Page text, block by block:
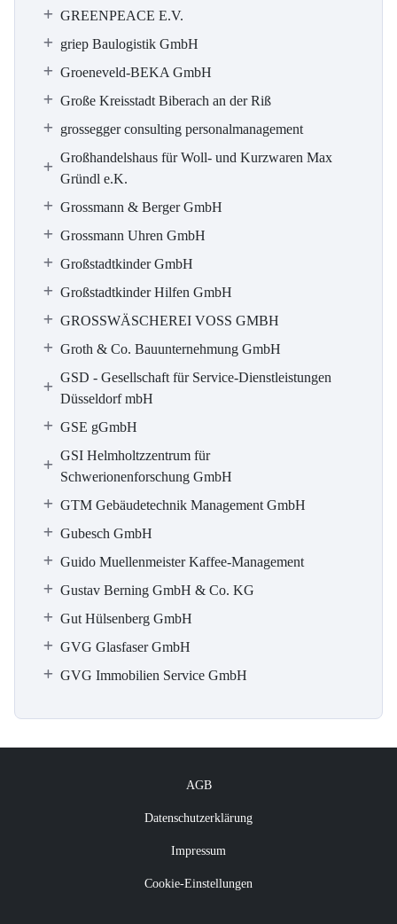
GREENPEACE E.V.
griep Baulogistik GmbH
Groeneveld-BEKA GmbH
Große Kreisstadt Biberach an der Riß
grossegger consulting personalmanagement
Großhandelshaus für Woll- und Kurzwaren Max
Gründl e.K.
Grossmann & Berger GmbH
Grossmann Uhren GmbH
Großstadtkinder GmbH
Großstadtkinder Hilfen GmbH
GROSSWÄSCHEREI VOSS GMBH
Groth & Co. Bauunternehmung GmbH
GSD - Gesellschaft für Service-Dienstleistungen
Düsseldorf mbH
GSE gGmbH
GSI Helmholtzzentrum für
Schwerionenforschung GmbH
GTM Gebäudetechnik Management GmbH
Gubesch GmbH
Guido Muellenmeister Kaffee-Management
Gustav Berning GmbH & Co. KG
Gut Hülsenberg GmbH
GVG Glasfaser GmbH
GVG Immobilien Service GmbH
AGB
Datenschutzerklärung
Impressum
Cookie-Einstellungen